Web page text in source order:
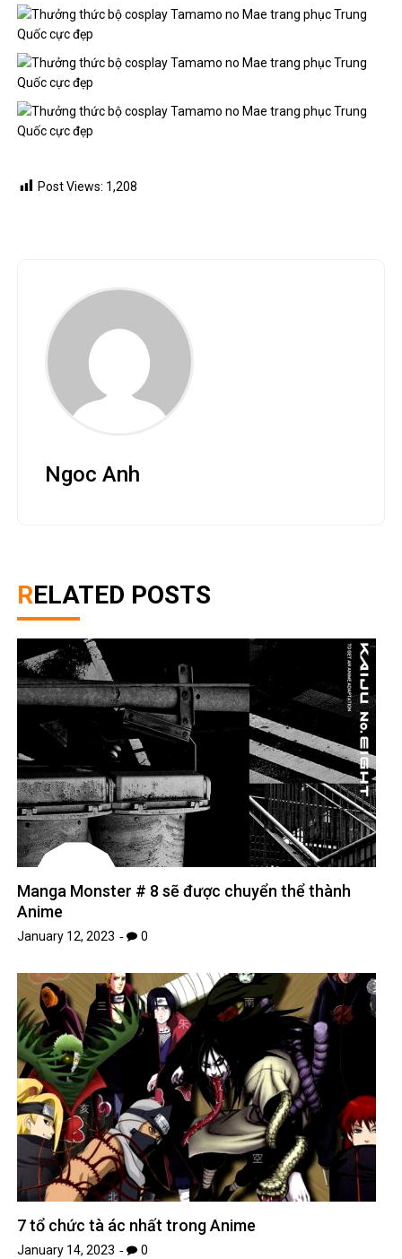
Post Views: 1,208
Ngoc Anh
RELATED POSTS
Manga Monster # 8 sẽ được chuyển thể thành
Anime
January 12, 2023 0
7 tổ chức tà ác nhất trong Anime
January 14, 2023 0